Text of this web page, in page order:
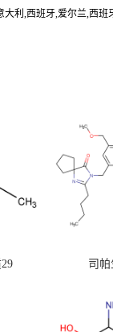
大利,西班牙,爱尔兰,西
司